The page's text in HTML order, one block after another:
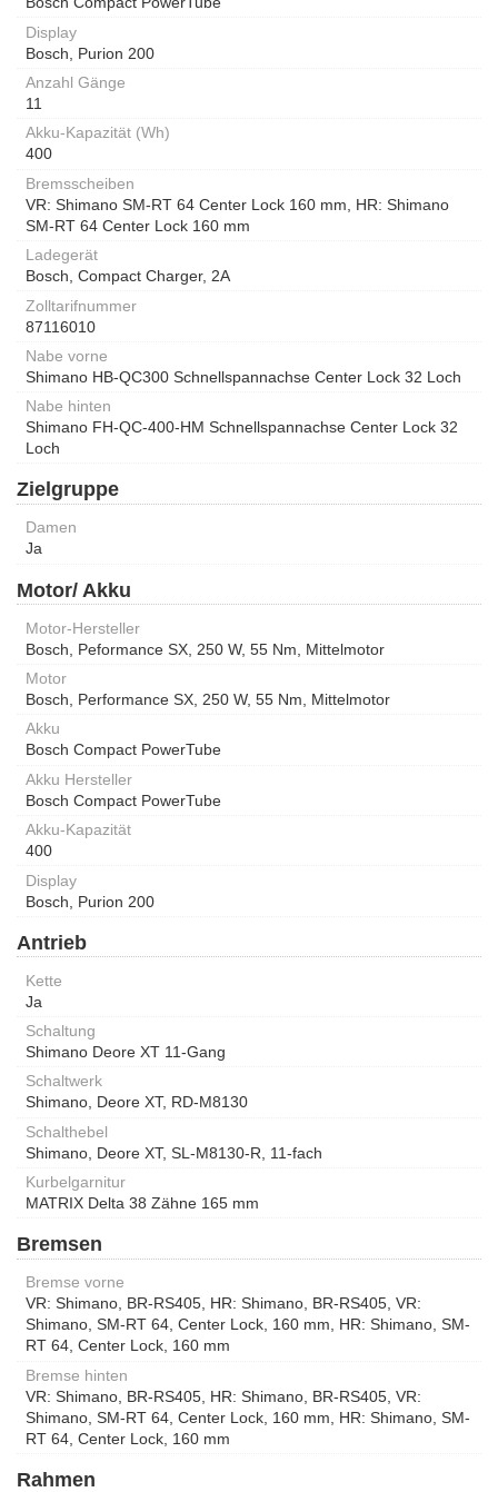
Display
Bosch, Purion 200
Anzahl Gänge
11
Akku-Kapazität (Wh)
400
Bremsscheiben
VR: Shimano SM-RT 64 Center Lock 160 mm, HR: Shimano
SM-RT 64 Center Lock 160 mm
Ladegerät
Bosch, Compact Charger, 2A
Zolltarifnummer
87116010
Nabe vorne
Shimano HB-QC300 Schnellspannachse Center Lock 32 Loch
Nabe hinten
Shimano FH-QC-400-HM Schnellspannachse Center Lock 32
Loch
Zielgruppe
Damen
Ja
Motor/ Akku
Motor-Hersteller
Bosch, Peformance SX, 250 W, 55 Nm, Mittelmotor
Motor
Bosch, Performance SX, 250 W, 55 Nm, Mittelmotor
Akku
Bosch Compact PowerTube
Akku Hersteller
Bosch Compact PowerTube
Akku-Kapazität
400
Display
Bosch, Purion 200
Antrieb
Kette
Ja
Schaltung
Shimano Deore XT 11-Gang
Schaltwerk
Shimano, Deore XT, RD-M8130
Schalthebel
Shimano, Deore XT, SL-M8130-R, 11-fach
Kurbelgarnitur
MATRIX Delta 38 Zähne 165 mm
Bremsen
Bremse vorne
VR: Shimano, BR-RS405, HR: Shimano, BR-RS405, VR:
Shimano, SM-RT 64, Center Lock, 160 mm, HR: Shimano, SM-
RT 64, Center Lock, 160 mm
Bremse hinten
VR: Shimano, BR-RS405, HR: Shimano, BR-RS405, VR:
Shimano, SM-RT 64, Center Lock, 160 mm, HR: Shimano, SM-
RT 64, Center Lock, 160 mm
Rahmen